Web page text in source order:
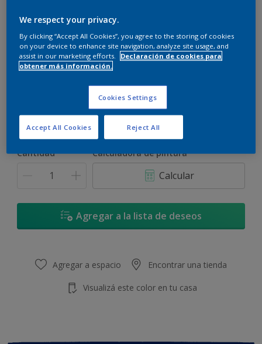
Andino - 09BB 77/019
900 ML 3,6 L
Cantidad Calculadora de pintura
Calcular
Agregar a la lista de deseos
Agregar a espacio Encontrar una tienda
Visualizá este color en tu casa
We respect your privacy.
By clicking “Accept All Cookies”, you agree to the storing of cookies
on your device to enhance site navigation, analyze site usage, and
assist in our marketing efforts.
Declaración de cookies para
obtener más información.
Cookies Settings
Reject All
Accept All Cookies